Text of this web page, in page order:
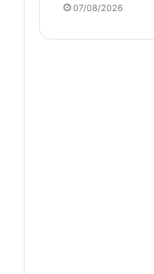
07/08/2026